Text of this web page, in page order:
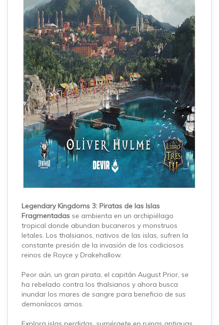
Legendary Kingdoms 3: Piratas de las Islas
Fragmentadas se ambienta en un archipiélago
tropical donde abundan bucaneros y monstruos
letales. Los thalsianos, nativos de las islas, sufren la
constante presión de la invasión de los codiciosos
reinos de Royce y Drakehallow.
Peor aún, un gran pirata, el capitán August Prior, se
ha rebelado contra los thalsianos y ahora busca
inundar los mares de sangre para beneficio de sus
demoníacos amos.